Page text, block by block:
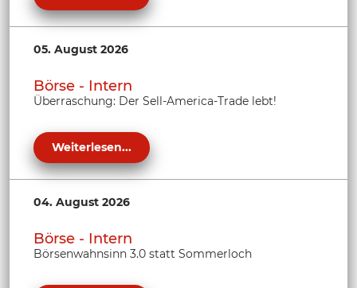
05. August 2026
Börse - Intern
Überraschung: Der Sell-America-Trade lebt!
Weiterlesen...
04. August 2026
Börse - Intern
Börsenwahnsinn 3.0 statt Sommerloch